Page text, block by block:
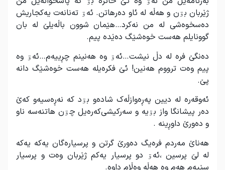
ژێربان بۊن و هەڵە لە ئاو دەرهاتن. ئەۊ تەنانەت یەکجاریش
دەسخوەشی لە من نەکرد…هێمان شوون باڵەیلێ لە بان
گوونایلم هەست خوەشێگ دەێدە پیم.
دەنگێ فرە لە دڵ نیشت…ئەۊ وە هەنینم چڕییەم…ئەۊ وە
پیم وەت ترووم هەنین! ئێ فکرەیلە هەست خوەشێگ دانە
پێ.
ئەوقەرە لە دیین پەڕەوازڵەک شادەو بۊد کە نەڕەسیەو کەێ
دەر پیشانگا واز بۊیە و سەرکیشی‌کەرەیل چۊن هاتنەسە ناو
و دەورێ داوڕینە .
هەناێ مەردم فرەیگ دەورێ گرتن و پرسیارەگان یەکە یەکە
لە لێ پرسین ،ئەۊ دو پرسیار یەکم ژێربان وەت و پرسیار
سێیەم هەم وە هەڵە وەڵام داوە.